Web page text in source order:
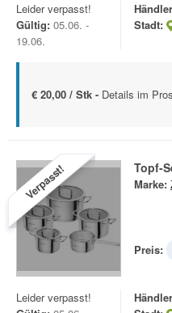
Leider verpasst!
Gültig: 05.06. -
19.06.
Stadt:
€ 20,00 / Stk - Details im
Verpasst! Topf-
Marke:
Preis:
Leider verpasst!